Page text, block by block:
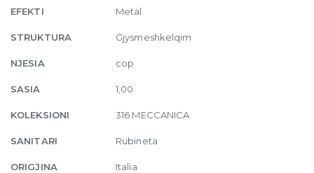
waste
707
Metal
Bru
EFEKTI Metal
STRUKTURA Gjysmeshkelqim
NJESIA cop
SASIA 1,00
KOLEKSIONI 316 MECCANICA
SANITARI Rubineta
ORIGJINA Italia